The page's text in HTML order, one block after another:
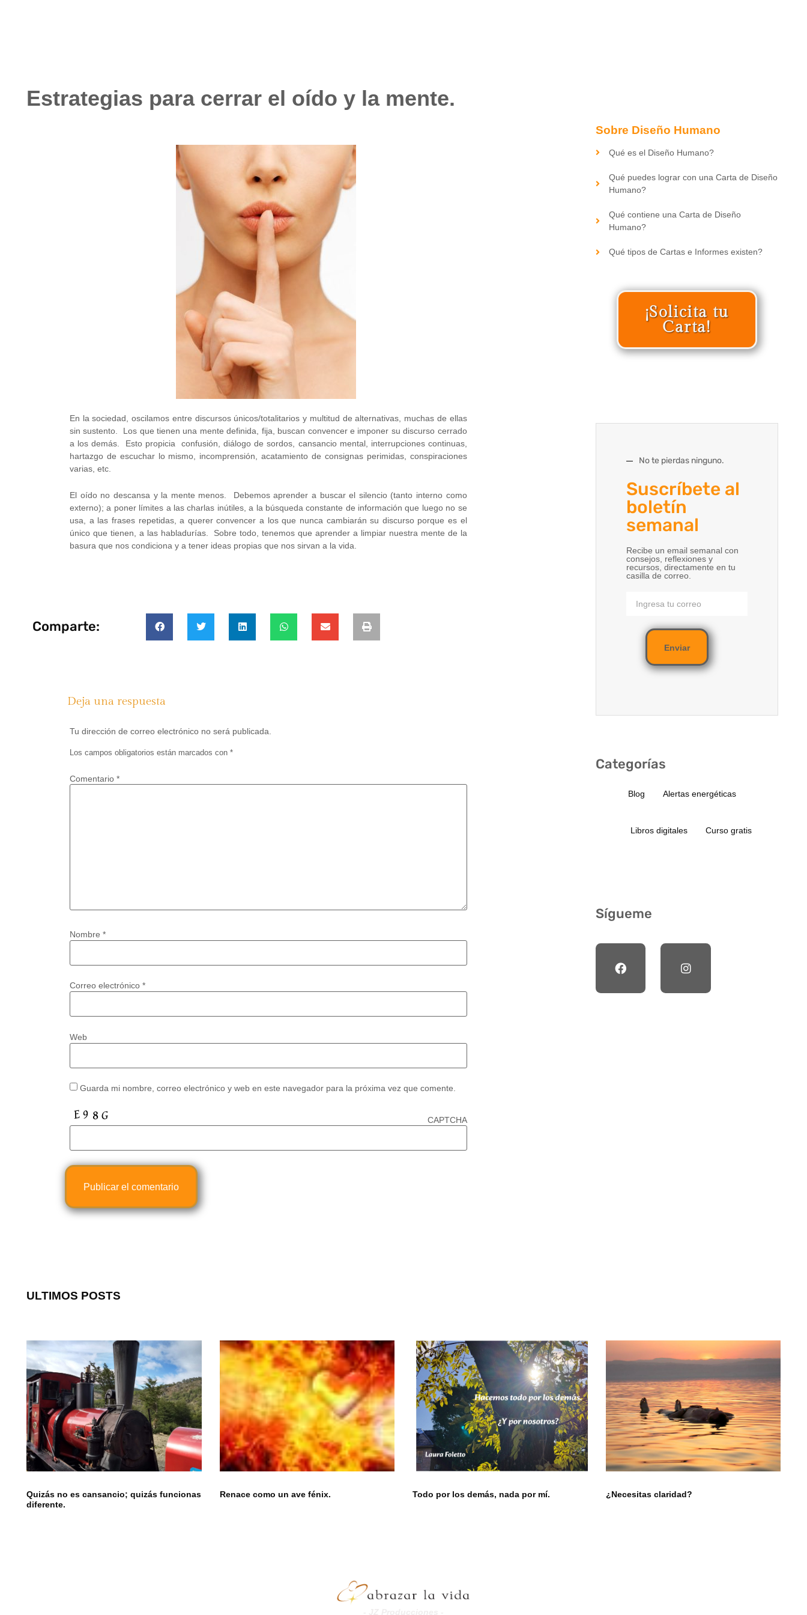
Estrategias para cerrar el oído y la mente.
En la sociedad, oscilamos entre discursos únicos/totalitarios y multitud de alternativas, muchas de ellas
sin sustento. Los que tienen una mente definida, fija, buscan convencer e imponer su discurso cerrado
a los demás. Esto propicia confusión, diálogo de sordos, cansancio mental, interrupciones continuas,
hartazgo de escuchar lo mismo, incomprensión, acatamiento de consignas perimidas, conspiraciones
varias, etc.
El oído no descansa y la mente menos. Debemos aprender a buscar el silencio (tanto interno como
externo); a poner límites a las charlas inútiles, a la búsqueda constante de información que luego no se
usa, a las frases repetidas, a querer convencer a los que nunca cambiarán su discurso porque es el
único que tienen, a las habladurías. Sobre todo, tenemos que aprender a limpiar nuestra mente de la
basura que nos condiciona y a tener ideas propias que nos sirvan a la vida.
Comparte:
Deja una respuesta
Tu dirección de correo electrónico no será publicada.
Los campos obligatorios están marcados con *
Comentario *
Nombre *
Correo electrónico *
Web
Guarda mi nombre, correo electrónico y web en este navegador para la próxima vez que comente.
CAPTCHA
Sobre Diseño Humano
Qué es el Diseño Humano?
Qué puedes lograr con una Carta de Diseño
Humano?
Qué contiene una Carta de Diseño
Humano?
Qué tipos de Cartas e Informes existen?
¡Solicita tu
Carta!
No te pierdas ninguno.
Suscríbete al
boletín
semanal
Recibe un email semanal con
consejos, reflexiones y
recursos, directamente en tu
casilla de correo.
Enviar
Categorías
Blog Alertas energéticas
Libros digitales Curso gratis
Sígueme
ULTIMOS POSTS
Quizás no es cansancio; quizás funcionas
diferente.
Renace como un ave fénix. Todo por los demás, nada por mí. ¿Necesitas claridad?